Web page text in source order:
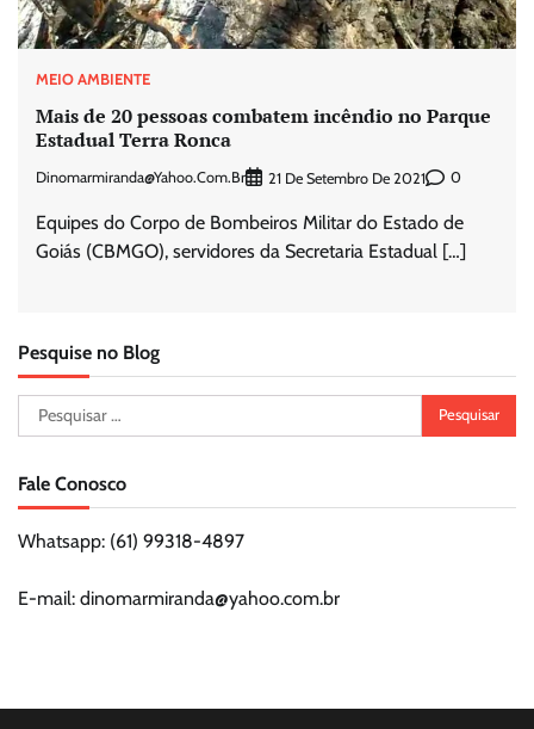
MEIO AMBIENTE
Mais de 20 pessoas combatem incêndio no Parque
Estadual Terra Ronca
Dinomarmiranda@yahoo.com.br 21 De Setembro De 2021 0
Equipes do Corpo de Bombeiros Militar do Estado de
Goiás (CBMGO), servidores da Secretaria Estadual […]
Pesquise no Blog
Pesquisar
por:
Fale Conosco
Whatsapp: (61) 99318-4897
E-mail: dinomarmiranda@yahoo.com.br